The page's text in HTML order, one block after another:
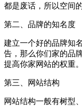
都是废话，所以空间
第二、品牌的知名度
建立一个好的品牌知
告，那么你们家的品
提高你家网站的权重。
第三、网站结构
网站结构一般有树型